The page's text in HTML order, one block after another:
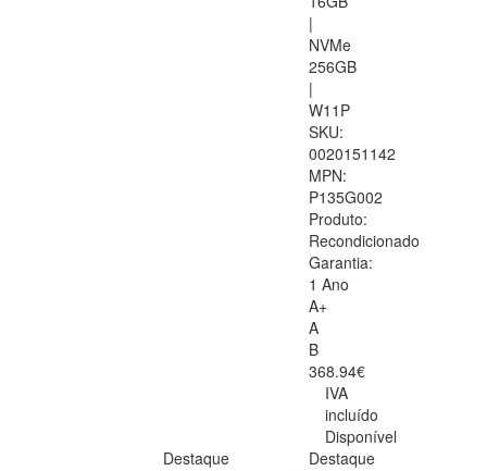
|
NVMe
256GB
|
W11P
SKU:
0020151142
MPN:
P135G002
Produto:
Recondicionado
Garantia:
1 Ano
A+
A
B
368.94€
IVA
incluído
Disponível
Destaque
Destaque